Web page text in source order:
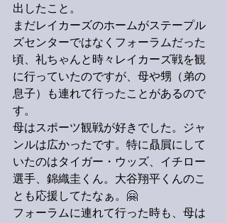
出したこと。
まだレイカーズのホームがステープル
ズセンターではなくフォーラムだった
頃、礼ちゃんと時々レイカーズ戦を観
に行っていたのですが、母や甥（弟の
息子）も連れて行ったことがあるので
す。
母はスポーツ観戦が好きでした。ジャ
ンルは広かったです。特に贔屓にして
いたのはタイガー・ウッズ、イチロー
選手、錦織圭くん。大谷翔平くんのこ
とも応援してたなぁ。🤗
フォーラムに連れて行った時も、母は